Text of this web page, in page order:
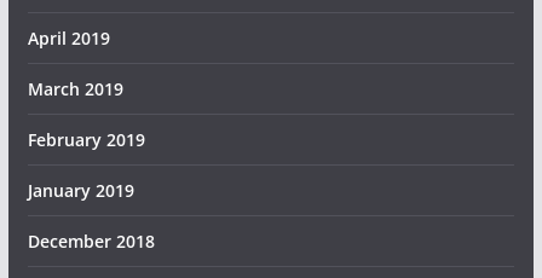
April 2019
March 2019
February 2019
January 2019
December 2018